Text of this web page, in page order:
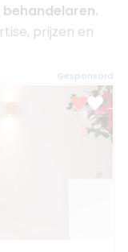
prijzen en
Gesponsord